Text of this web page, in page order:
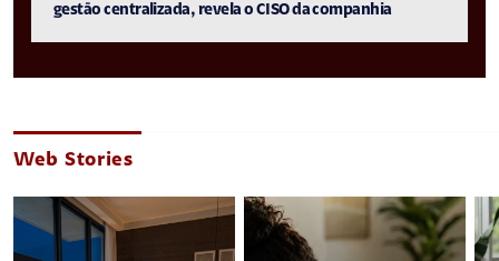
gestão centralizada, revela o CISO da companhia
Web Stories